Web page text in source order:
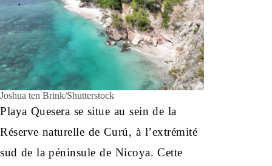
Joshua ten Brink/Shutterstock
Playa Quesera se situe au sein de la
Réserve naturelle de Curú, à l’extrémité
sud de la péninsule de Nicoya. Cette